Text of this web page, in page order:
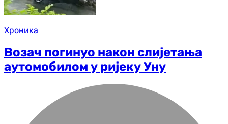
Хроника
Возач погинуо након слијетања
аутомобилом у ријеку Уну